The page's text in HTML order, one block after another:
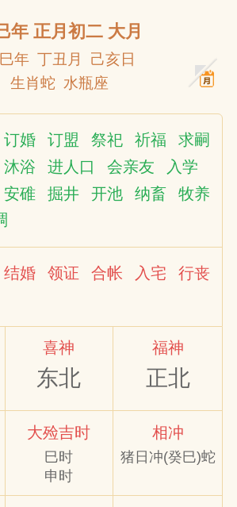
网
年 正月初二 大月
年 丁丑月 己亥日
生肖蛇 水瓶座
订婚 订盟 祭祀 祈福
求嗣
沐浴 进人口 会亲友
入学
安碓 掘井 开池 纳畜
牧养
结婚 领证 合帐 入宅
行丧
喜神
东北
福神
正北
大殓吉时
巳时
申时
相冲
猪日冲(癸巳)蛇